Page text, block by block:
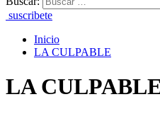
suscribete
Inicio
LA CULPABLE
LA